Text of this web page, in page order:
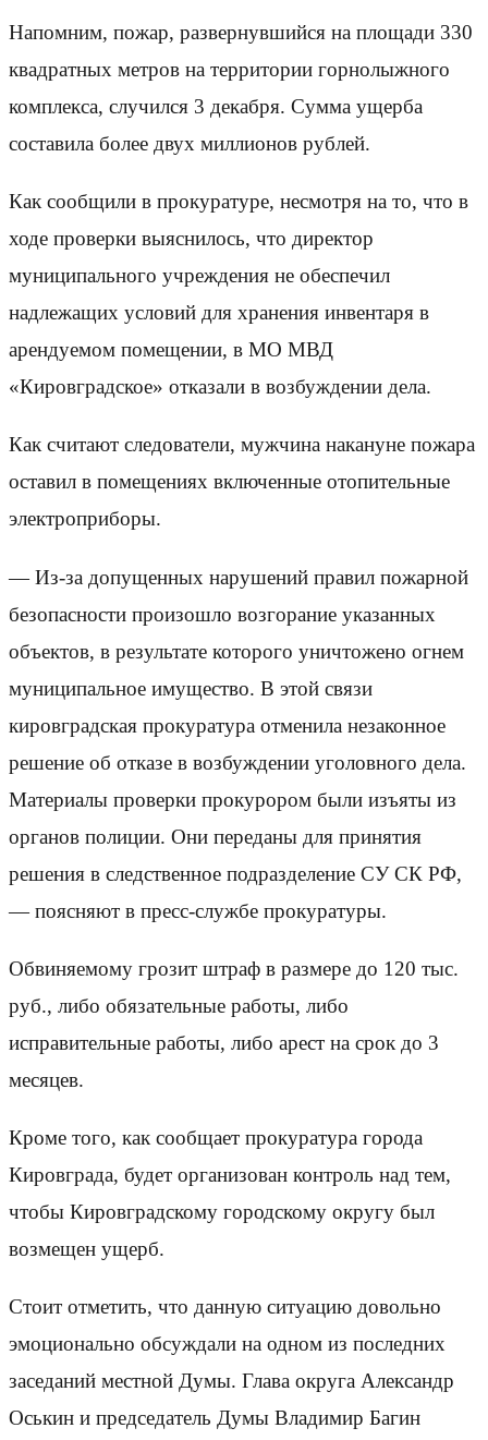
Напомним, пожар, развернувшийся на площади 330
квадратных метров на территории горнолыжного
комплекса, случился 3 декабря. Сумма ущерба
составила более двух миллионов рублей.
Как сообщили в прокуратуре, несмотря на то, что в
ходе проверки выяснилось, что директор
муниципального учреждения не обеспечил
надлежащих условий для хранения инвентаря в
арендуемом помещении, в МО МВД
«Кировградское» отказали в возбуждении дела.
Как считают следователи, мужчина накануне пожара
оставил в помещениях включенные отопительные
электроприборы.
— Из-за допущенных нарушений правил пожарной
безопасности произошло возгорание указанных
объектов, в результате которого уничтожено огнем
муниципальное имущество. В этой связи
кировградская прокуратура отменила незаконное
решение об отказе в возбуждении уголовного дела.
Материалы проверки прокурором были изъяты из
органов полиции. Они переданы для принятия
решения в следственное подразделение СУ СК РФ,
— поясняют в пресс-службе прокуратуры.
Обвиняемому грозит штраф в размере до 120 тыс.
руб., либо обязательные работы, либо
исправительные работы, либо арест на срок до 3
месяцев.
Кроме того, как сообщает прокуратура города
Кировграда, будет организован контроль над тем,
чтобы Кировградскому городскому округу был
возмещен ущерб.
Стоит отметить, что данную ситуацию довольно
эмоционально обсуждали на одном из последних
заседаний местной Думы. Глава округа Александр
Оськин и председатель Думы Владимир Багин